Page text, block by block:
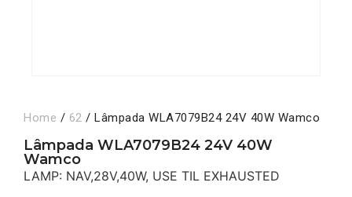
Home / 62 / Lâmpada WLA7079B24 24V 40W Wamco
Lâmpada WLA7079B24 24V 40W
Wamco
LAMP: NAV,28V,40W, USE TIL EXHAUSTED